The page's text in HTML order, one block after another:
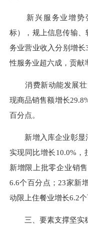
新兴服务业增势
标），规上信息传输
务业营业收入分别增长
性服务业超六成，贡献
消费新动能发展壮
现商品销售额增长
百分点。
新增入库企业彰显
实现同比增长10.0%，
新增限上批零企业销
6.6个百分点；23家新
动限上住餐业增长6.2个
三、要素支撑坚实